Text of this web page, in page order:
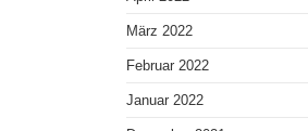
März 2022
Februar 2022
Januar 2022